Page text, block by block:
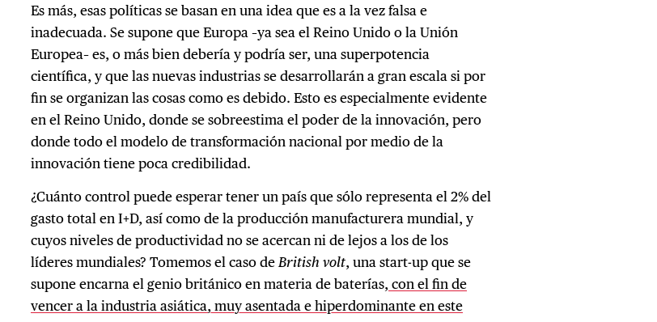
Es más, esas políticas se basan en una idea que es a la vez falsa e
inadecuada. Se supone que Europa –ya sea el Reino Unido o la Unión
Europea– es, o más bien debería y podría ser, una superpotencia
científica, y que las nuevas industrias se desarrollarán a gran escala si por
fin se organizan las cosas como es debido. Esto es especialmente evidente
en el Reino Unido, donde se sobreestima el poder de la innovación, pero
donde todo el modelo de transformación nacional por medio de la
innovación tiene poca credibilidad.
¿Cuánto control puede esperar tener un país que sólo representa el 2% del
gasto total en I+D, así como de la producción manufacturera mundial, y
cuyos niveles de productividad no se acercan ni de lejos a los de los
líderes mundiales? Tomemos el caso de British volt, una start-up que se
supone encarna el genio británico en materia de baterías, con el fin de
vencer a la industria asiática, muy asentada e hiperdominante en este